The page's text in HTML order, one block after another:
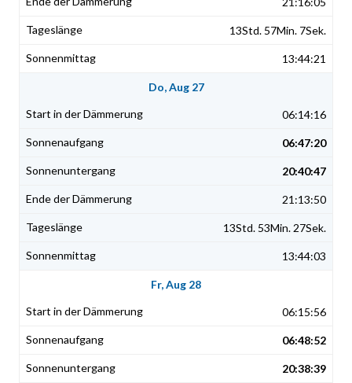
13Std. 57Min. 7Sek.
13:44:21
Do, Aug 27
06:14:16
06:47:20
20:40:47
21:13:50
13Std. 53Min. 27Sek.
13:44:03
Fr, Aug 28
06:15:56
06:48:52
20:38:39